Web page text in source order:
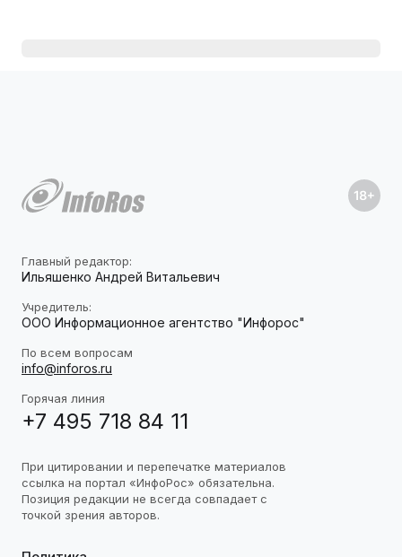
Главный редактор:
Ильяшенко Андрей Витальевич
Учредитель:
ООО Информационное агентство "Инфорос"
По всем вопросам
info@inforos.ru
Горячая линия
+7 495 718 84 11
При цитировании и перепечатке материалов
ссылка на портал «ИнфоРос» обязательна.
Позиция редакции не всегда совпадает с
точкой зрения авторов.